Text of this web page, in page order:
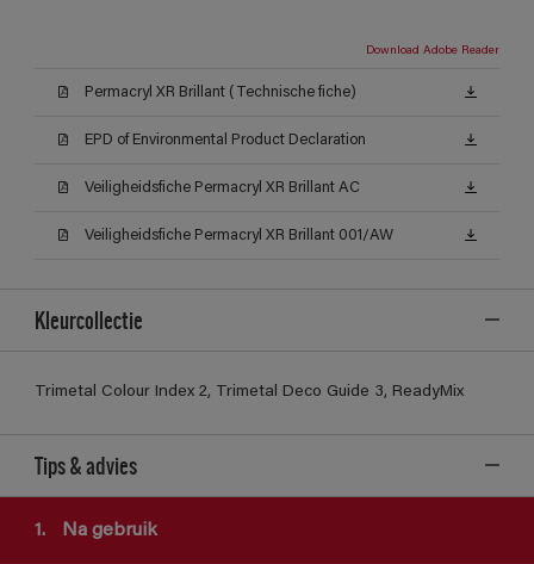
Download Adobe Reader
Permacryl XR Brillant (Technische fiche)
EPD of Environmental Product Declaration
Veiligheidsfiche Permacryl XR Brillant AC
Veiligheidsfiche Permacryl XR Brillant 001/AW
Kleurcollectie
Trimetal Colour Index 2, Trimetal Deco Guide 3, ReadyMix
Tips & advies
1. Na gebruik